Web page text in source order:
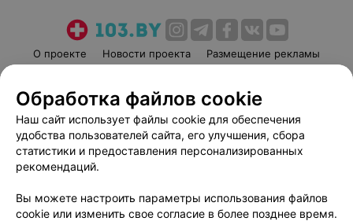
О проекте Новости проекта
Размещение рекламы
Пользовательское соглашение
Способы оплаты
Вакансии
Партнеры
Написать руководителю 103.by
Обработка персональных данных
Обработка файлов cookie
Наш сайт использует файлы cookie для обеспечения
удобства пользователей сайта, его улучшения, сбора
статистики и предоставления персонализированных
рекомендаций.
Вы можете настроить параметры использования файлов
cookie или изменить свое согласие в более позднее время.